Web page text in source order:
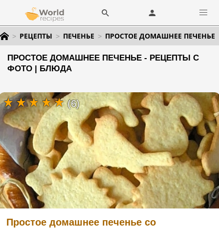
РЕЦЕПТЫ ПЕЧЕНЬЕ ПРОСТОЕ ДОМАШНЕЕ ПЕЧЕНЬЕ
ПРОСТОЕ ДОМАШНЕЕ ПЕЧЕНЬЕ - РЕЦЕПТЫ С
ФОТО | БЛЮДА
Простое домашнее печенье со
(6)